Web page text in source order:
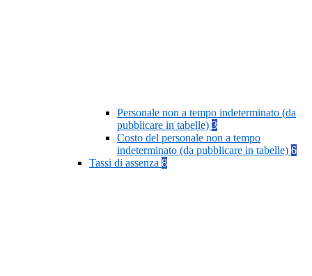
Personale non a tempo indeterminato (da
pubblicare in tabelle) 3
Costo del personale non a tempo
indeterminato (da pubblicare in tabelle) 6
Tassi di assenza 8